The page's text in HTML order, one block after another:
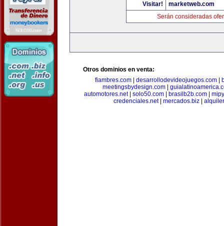
Visitar!
marketweb.com
Serán consideradas
Otros dominios en venta:
fiambres.com| desarrollodevideojuegos.com|
meetingsbydesign.com
automotores.net| solo50.com brasilb2b.com
credenciales.net| mercados.biz|